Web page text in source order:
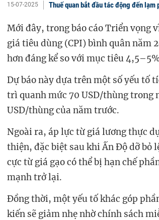
15-07-2025 Thuế quan bắt đầu tác động đến
Mới đây, trong báo cáo Triển vọng
giá tiêu dùng (CPI) bình quân năm
hơn đáng kể so với mục tiêu
Dự báo này dựa trên một số yếu tố
trì quanh mức 70 USD/thùng trong
USD/thùng của năm trước.
Ngoài ra, áp lực từ giá lương thực
thiện, đặc biệt sau khi Ấn Độ dỡ bỏ
cực từ giá gạo có thể bị hạn chế
mạnh trở lại.
Đồng thời, một yếu tố khác góp
kiến sẽ giảm nhẹ nhờ chính sách